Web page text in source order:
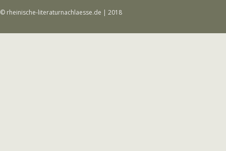
© rheinische-literaturnachlaesse.de | 2018